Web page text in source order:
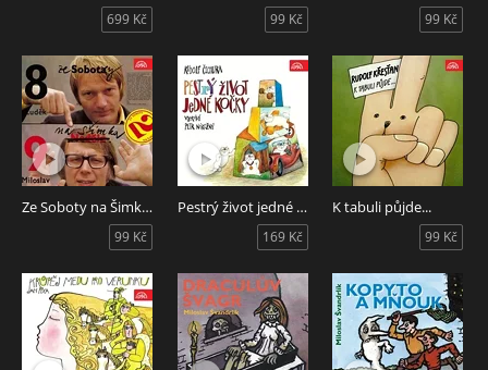
699 Kč 99 Kč 99 Kč
Ze Soboty na Šimka 2
99 Kč
Pestrý život jedné kočky
169 Kč
K tabuli půjde...
99 Kč